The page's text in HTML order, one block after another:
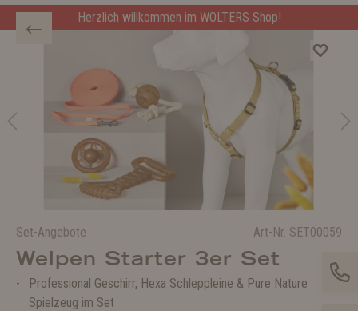
Herzlich willkommen im WOLTERS Shop!
Set-Angebote Art-Nr. SET00059
Welpen Starter 3er Set
Professional Geschirr, Hexa Schleppleine & Pure Nature
Spielzeug im Set